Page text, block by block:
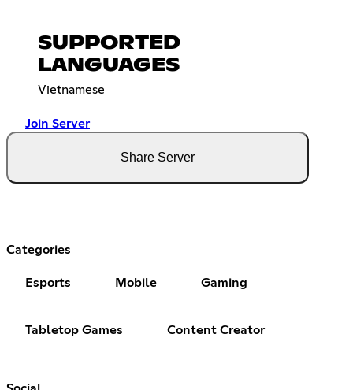
SUPPORTED
LANGUAGES
Vietnamese
Join Server
Share Server
Categories
Esports Mobile Gaming
Tabletop Games Content Creator